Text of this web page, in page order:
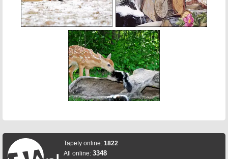
Tapety online: 1822
All online: 3348